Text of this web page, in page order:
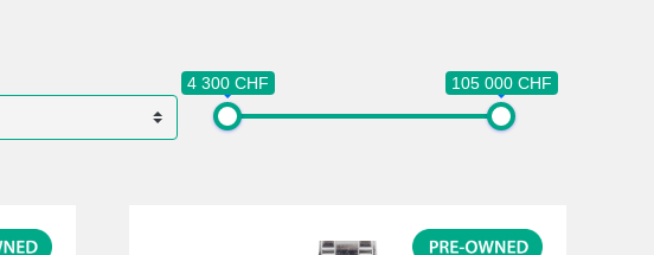
4 300 CHF 105 000 CHF